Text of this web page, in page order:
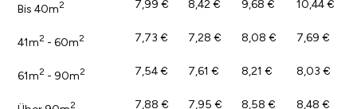
Bis 40m2 7,99 € 8,42 € 9,68 € 10,44 €
41m2 - 60m2 7,73 € 7,28 € 8,08 € 7,69 €
61m2 - 90m2 7,54 € 7,61 € 8,21 € 8,03 €
2 7,88 € 7,95 € 8,58 € 8,48 €